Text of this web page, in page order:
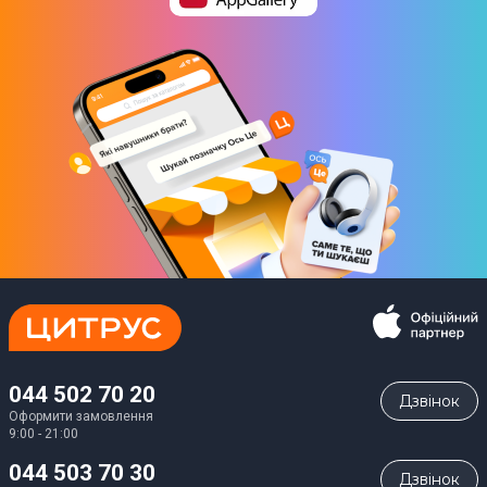
044 502 70 20
Оформити замовлення
9:00 - 21:00
Дзвiнок
044 503 70 30 Дзвiнок